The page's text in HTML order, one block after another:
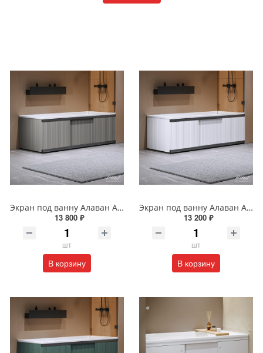
Экран под ванну Алаван Альт Блэк 170 см серый ALV1203009
13 800 ₽
шт
В корзину
Экран под ванну Алаван Альт Блэк 170 см белый ALV1203006
13 200 ₽
шт
В корзину